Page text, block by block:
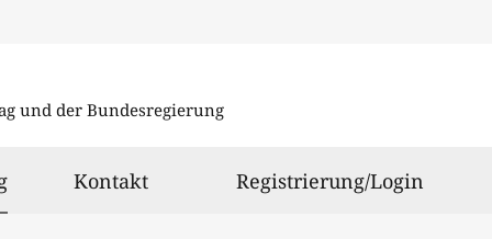
und der Bundesregierung
ausgewählt
Kontakt Registrierung/Login